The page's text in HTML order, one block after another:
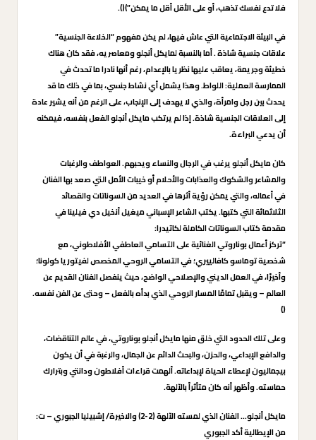
فلا تدع نفسك تذهب، أو على الأقل أقل ما يمكن”)().
في البيئة الاجتماعية التي عاش فيها، لم يكن مفهوم “الخلاعة الجنسية”
علاقات جنسية شاذة . أما بالنسبة لمايكل أنجلو ومعاصريه، فقد كان هناك
خطيئة وجريمة، يعاقب عليها نظريا بالإعدام، رغم أنها نادرا ما تحدث في
الممارسة العملية: اللواط. وهذا يشمل أي نشاط جنسي، بما في ذلك ما قد
يحدث بين رجل وامرأة، والذي لا يهدف إلى الإنجاب، على الرغم من أنه يشير عادة
إلى العلاقات الجنسية شاذة. إذا لم يرتكب مايكل أنجلو الفعل بنفسه، فيمكنه
أن يدعي البراءة.
كان مايكل أنجلو يرغب في الرجال والنساء ويحبهم. العواطف والرغبات
والمشاعر والشكوك والعذابات والأحلام أو خيبات الأمل التي صعد بها الفنان
في أعماله، والتي يمكن رؤية أثرها في العديد من السوناتات والقصائد
الثلاثمائة التي كتبها. يكتب الشاعر الإسباني ميغيل أنخيل دي فيلينا في
مقدمة كتاب السوناتات الكاملة لكاتيدرا:
“تركز أعمال بوناروتي الغنائية على التسامي العاطفي الأفلاطوني، مع
شخصية توماسو كافالييري؛ في التسامي الروحي المخصص لفيتوريا كولونا؛
وأخيرًا، في العمل الديني والإصلاحي الواضح، حيث ينفصل الفنان القديم عن
العالم – ويقبل تمامًا المسار الروحي الذي بدأه بالفعل – وحتى عن الفن نفسه.
()
وعلى تلك الحدود التي خلق منها مايكل أنجلو بوناروتي، في عالم التناقضات،
والدافع الإبداعي، والحزن، والبحث الدائم عن الجمال، والرغبة في أن يكون
بيجماليون لإعطاء الحياة لإبداعاته. ألهمت قراءات أفلاطون ودانتي وبترارك
حماسته. وأظهر أنه كان متأثراً بالآلهة.
مايكل أنجلو… الفنان الذي لمسته الآلهة (2-2) والاخيرة/ إشبيليا الجبوري – ت:
من الإيطالية أكد الجبوري